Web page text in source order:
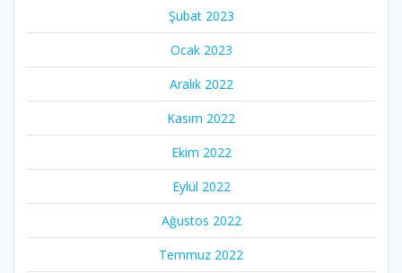
Şubat 2023
Ocak 2023
Aralık 2022
Kasım 2022
Ekim 2022
Eylül 2022
Ağustos 2022
Temmuz 2022